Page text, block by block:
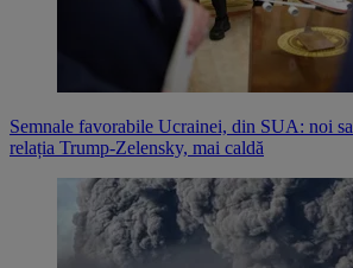
Semnale favorabile Ucrainei, din SUA: noi
relația Trump-Zelensky, mai caldă